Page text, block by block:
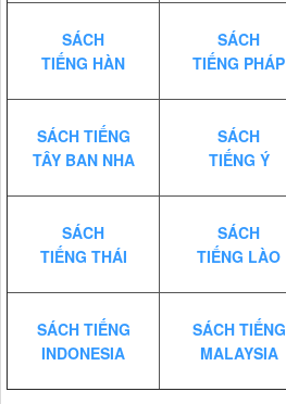
SÁCH
TIẾNG HÀN
SÁCH
TIẾNG PHÁP
SÁCH TIẾNG
TÂY BAN NHA
SÁCH
TIẾNG Ý
SÁCH
TIẾNG THÁI
SÁCH
TIẾNG LÀO
SÁCH TIẾNG
INDONESIA
SÁCH TIẾNG
MALAYSIA